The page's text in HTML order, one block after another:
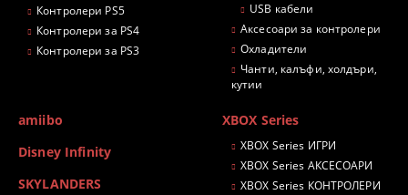
Контролери PS5
Контролери за PS4
Контролери за PS3
USB кабели
Аксесоари за контролери
Охладители
Чанти, калъфи, холдъри,
кутии
amiibo
Disney Infinity
SKYLANDERS
XBOX Series
XBOX Series ИГРИ
XBOX Series АКСЕСОАРИ
XBOX Series КОНТРОЛЕРИ